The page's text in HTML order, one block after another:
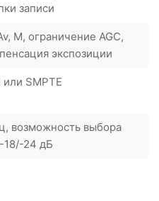
записи
M, ограничение AGC,
экспозиции
или SMPTE
возможность выбора
18/-24 дБ